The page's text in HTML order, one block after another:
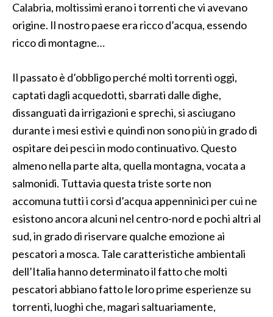
Calabria, moltissimi erano i torrenti che vi avevano
origine. Il nostro paese era ricco d’acqua, essendo
ricco di montagne…
Il passato è d’obbligo perché molti torrenti oggi,
captati dagli acquedotti, sbarrati dalle dighe,
dissanguati da irrigazioni e sprechi, si asciugano
durante i mesi estivi e quindi non sono più in grado di
ospitare dei pesci in modo continuativo. Questo
almeno nella parte alta, quella montagna, vocata a
salmonidi. Tuttavia questa triste sorte non
accomuna tutti i corsi d’acqua appenninici per cui ne
esistono ancora alcuni nel centro-nord e pochi altri al
sud, in grado di riservare qualche emozione ai
pescatori a mosca. Tale caratteristiche ambientali
dell’Italia hanno determinato il fatto che molti
pescatori abbiano fatto le loro prime esperienze su
torrenti, luoghi che, magari saltuariamente,